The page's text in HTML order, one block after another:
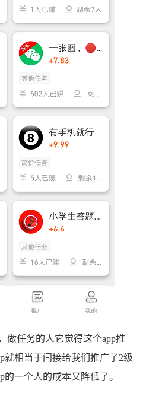
任务的人它觉得这个app推
就相当于间接给我们推广了2级
一个人的成本又降低了。